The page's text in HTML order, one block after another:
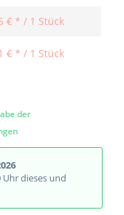
€ * / 1 Stück
€ * / 1 Stück
der
Uhr dieses und